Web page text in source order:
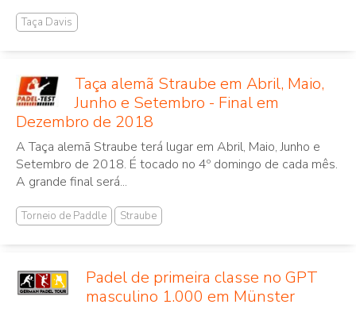
Taça Davis
Taça alemã Straube em Abril, Maio,
Junho e Setembro - Final em
Dezembro de 2018
A Taça alemã Straube terá lugar em Abril, Maio, Junho e
Setembro de 2018. É tocado no 4º domingo de cada mês.
A grande final será...
Torneio de Paddle Straube
Padel de primeira classe no GPT
masculino 1.000 em Münster